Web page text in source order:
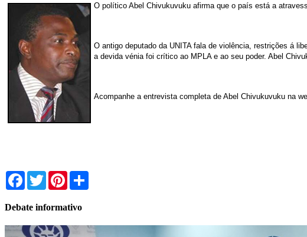
O político Abel Chivukuvuku afirma que o país está a
O antigo deputado da UNITA fala de violência, restrições á
a devida vénia foi crítico ao MPLA e ao seu poder. Abel
Acompanhe a entrevista completa de Abel Chivukuvuku na
Facebook
TwitterPinterest
Debate informativo